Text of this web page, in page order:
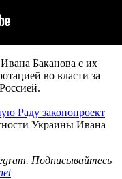
Баканова с их
во власти за
Раду законопроект
Украины Ивана
Подписывайтесь